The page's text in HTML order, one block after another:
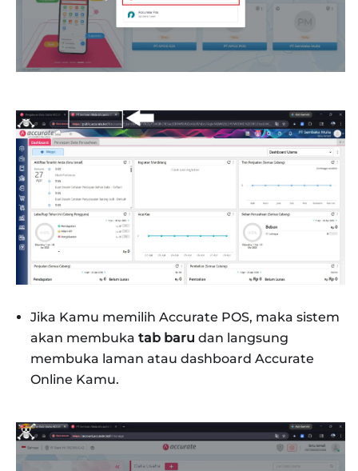
Jika Kamu memilih Accurate POS, maka sistem
akan membuka tab baru dan langsung
membuka laman atau dashboard Accurate
Online Kamu.